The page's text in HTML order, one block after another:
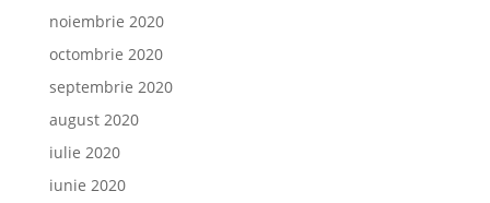
noiembrie 2020
octombrie 2020
septembrie 2020
august 2020
iulie 2020
iunie 2020